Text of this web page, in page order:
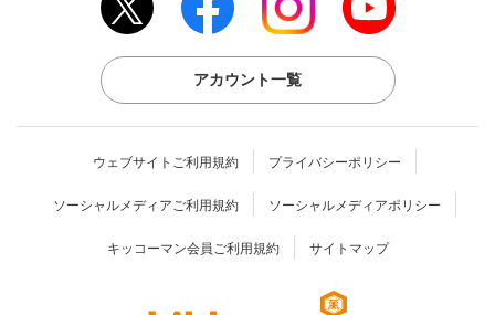
アカウント一覧
ウェブサイトご利用規約 プライバシーポリシー
ソーシャルメディアご利用規約 ソーシャルメディアポリシー
キッコーマン会員ご利用規約 サイトマップ